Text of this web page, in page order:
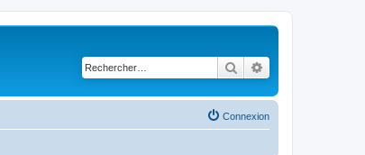
Rechercher
Connexion